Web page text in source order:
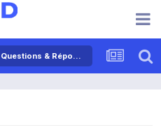
Sony Ericsson Xperia Ray - Aides, Questions & Réponses